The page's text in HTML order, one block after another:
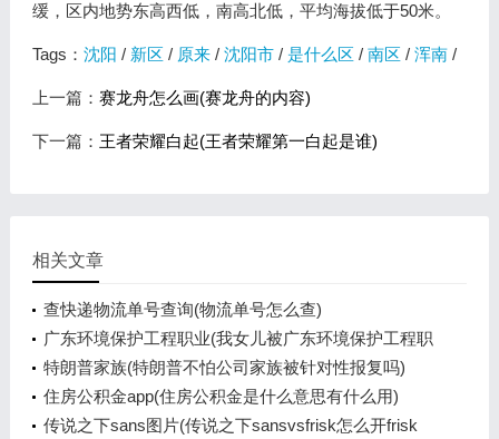
缓，区内地势东高西低，南高北低，平均海拔低于50米。
Tags： 沈阳 / 新区 / 原来/ 沈阳市/ 是什么区 / 南区 / 浑南/
上一篇： 赛龙舟怎么画(赛龙舟的内容)
下一篇： 王者荣耀白起(王者荣耀第一白起是谁)
相关文章
查快递物流单号查询(物流单号怎么查)
广东环境保护工程职业(我女儿被广东环境保护工程职
业学院资源
特朗普家族(特朗普不怕公司家族被针对性报复吗)
住房公积金app(住房公积金是什么意思有什么用)
传说之下sans图片(传说之下sansvsfrisk怎么开frisk